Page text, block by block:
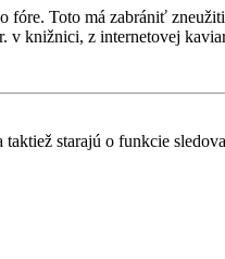
fóre. Toto má zabrániť
v knižnici, z internetovej
starajú o funkcie